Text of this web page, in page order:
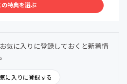
の特典を選ぶ
気に入りに登録しておくと新着情
に入りに登録する